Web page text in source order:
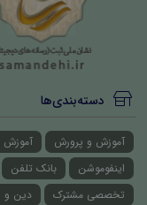
دسته‌بندی‌ها
آموزش و پرورش
اینفوموشن
بانک تلفن
تخصصی مشترک
دین و